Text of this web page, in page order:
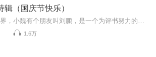
辑（国庆节快乐）
1.6万